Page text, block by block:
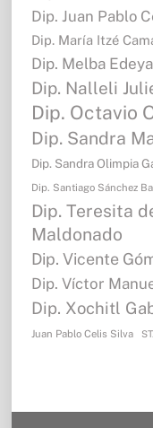
Dip. Juan Pablo
Dip. María Itzé
Dip. Melba
Dip. Nalleli
Dip. Octavio
Dip. Sandra
Dip. Sandra Olimpia
Dip. Santiago Sánchez
Dip. Teresita
Maldonado
Dip. Vicente
Dip. Víctor
Dip. Xochitl
Juan Pablo Celis Silva